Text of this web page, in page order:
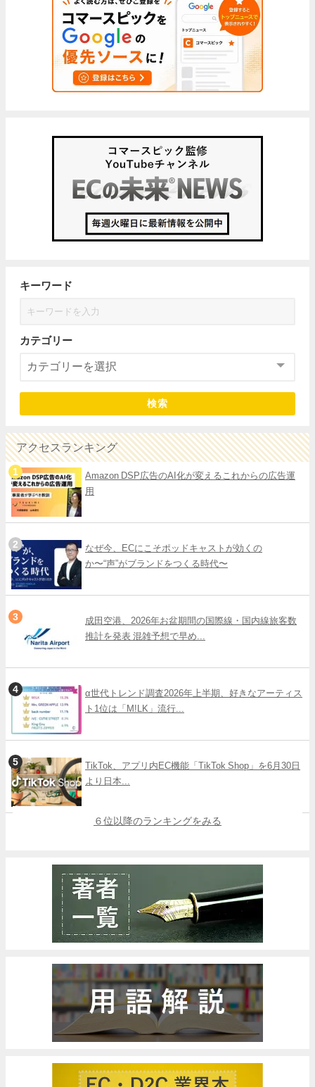
キーワード
カテゴリー
検索
アクセスランキング
Amazon DSP広告のAI化が変えるこれからの広告運
用
なぜ今、ECにこそポッドキャストが効くの
か〜“声”がブランドをつくる時代〜
成田空港、2026年お盆期間の国際線・国内線旅客数
推計を発表 混雑予想で早め...
α世代トレンド調査2026年上半期、好きなアーティス
ト1位は「M!LK」流行...
TikTok、アプリ内EC機能「TikTok Shop」を6月30日
より日本...
６位以降のランキングをみる